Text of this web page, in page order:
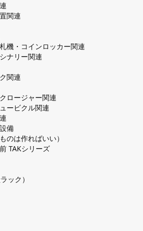
関連
機・コインロッカー関連
ナリー関連
関連
ロージャー関連
ービクル関連
備
のは作ればいい）
TAKシリーズ
ック）